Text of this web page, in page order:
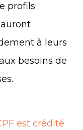
profils
à leurs
besoins de
est crédité